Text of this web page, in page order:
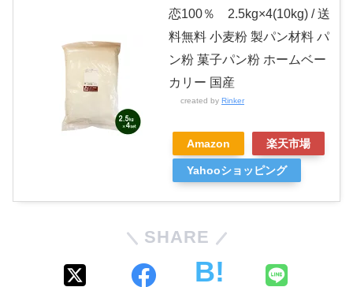
恋100％ 2.5kg×4(10kg) / 送
料無料 小麦粉 製パン材料 パ
ン粉 菓子パン粉 ホームベー
カリー 国産
created by Rinker
Amazon 楽天市場
Yahooショッピング
SHARE